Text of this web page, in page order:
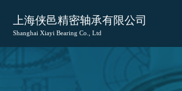
上海侠邑精密轴承有限公司
Shanghai Xiayi Bearing Co., Ltd